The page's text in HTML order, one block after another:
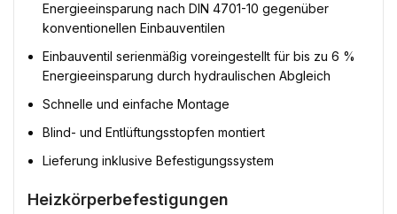
Energieeinsparung nach DIN 4701-10 gegenüber
konventionellen Einbauventilen
Einbauventil serienmäßig voreingestellt für bis zu 6 %
Energieeinsparung durch hydraulischen Abgleich
Schnelle und einfache Montage
Blind- und Entlüftungsstopfen montiert
Lieferung inklusive Befestigungssystem
Heizkörperbefestigungen